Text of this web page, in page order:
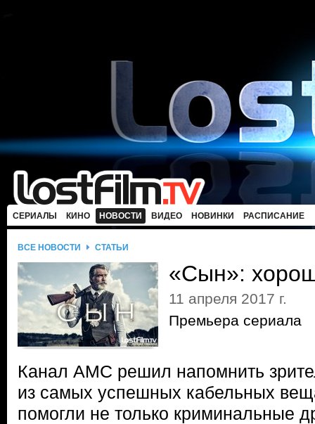
СЕРИАЛЫ КИНО НОВОСТИ ВИДЕО НОВИНКИ РАСПИСАНИЕ
ВСЕ НОВОСТИ СТАТЬИ
«Сын»:
11 апреля 2017 г.
Премьера сериала
Канал AMC решил напомнить
из самых успешных кабельных
помогли не только криминальные